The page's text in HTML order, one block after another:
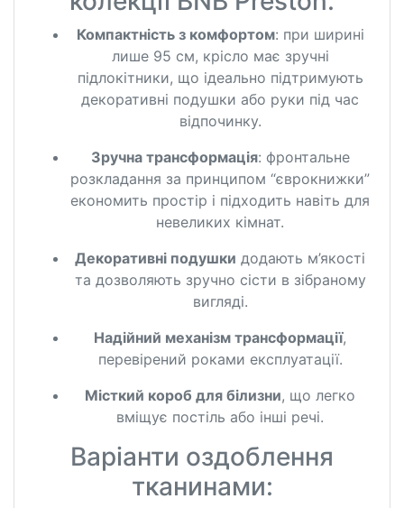
Компактність з комфортом: при ширині
лише 95 см, крісло має зручні
підлокітники, що ідеально підтримують
декоративні подушки або руки під час
відпочинку.
Зручна трансформація: фронтальне
розкладання за принципом “єврокнижки”
економить простір і підходить навіть для
невеликих кімнат.
Декоративні подушки додають м’якості
та дозволяють зручно сісти в зібраному
вигляді.
Надійний механізм трансформації,
перевірений роками експлуатації.
Місткий короб для білизни, що легко
вміщує постіль або інші речі.
Варіанти оздоблення
тканинами: